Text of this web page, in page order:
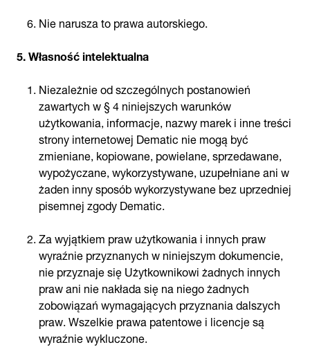
Nie narusza to prawa autorskiego.
5. Własność intelektualna
Niezależnie od szczególnych postanowień
zawartych w § 4 niniejszych warunków
użytkowania, informacje, nazwy marek i inne treści
strony internetowej Dematic nie mogą być
zmieniane, kopiowane, powielane, sprzedawane,
wypożyczane, wykorzystywane, uzupełniane ani w
żaden inny sposób wykorzystywane bez uprzedniej
pisemnej zgody Dematic.
Za wyjątkiem praw użytkowania i innych praw
wyraźnie przyznanych w niniejszym dokumencie,
nie przyznaje się Użytkownikowi żadnych innych
praw ani nie nakłada się na niego żadnych
zobowiązań wymagających przyznania dalszych
praw. Wszelkie prawa patentowe i licencje są
wyraźnie wykluczone.